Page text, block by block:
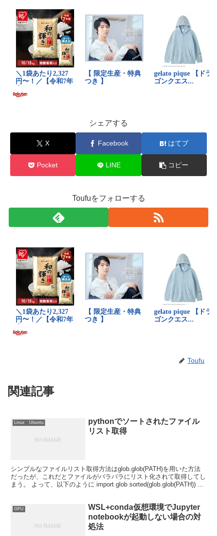
シェアする
X Facebook はてブ
Pocket LINE コピー
Toufuをフォローする
Toufu
関連記事
Linux Ubuntu
pythonでソートされたファイル
リスト取得
シンプルなファイルリスト取得方法はglob.glob(PATH)を用いた方法
だったが、これだとファイルがバラバラにリスト化されて取得してし
まう。 よって、以下のように import glob sorted(glob.glob(PATH)) ...
GPU
WSL+conda仮想環境でJupyter
notebookが起動しない場合の対
処法